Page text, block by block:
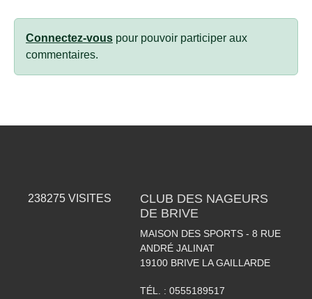
Connectez-vous pour pouvoir participer aux
commentaires.
238275 VISITES
CLUB DES NAGEURS
DE BRIVE
MAISON DES SPORTS - 8 RUE
ANDRÉ JALINAT
19100 BRIVE LA GAILLARDE
TÉL. : 0555189517